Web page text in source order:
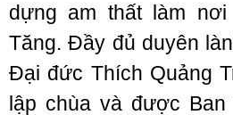
dựng am thất làm
Tăng. Đầy đủ duyên
Đại đức Thích Quảng
lập chùa và được